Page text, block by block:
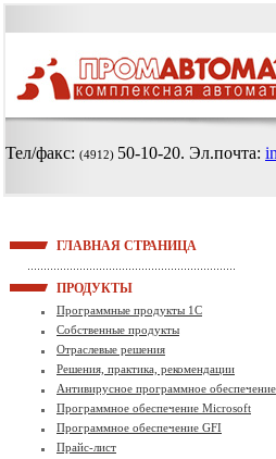
Тел/факс: (4912) 50-10-20. Эл.почта:
ГЛАВНАЯ СТРАНИЦА
ПРОДУКТЫ
Программные продукты 1С
Собственные продукты
Отраслевые решения
Решения, практика, рекомендации
Антивирусное программное обеспечение
Программное обеспечение Microsoft
Программное обеспечение GFI
Прайс-лист